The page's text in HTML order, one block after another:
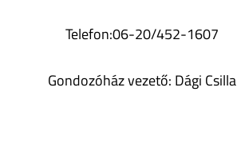
Telefon:06-20/452-1607
Gondozóház vezető: Dági Csilla